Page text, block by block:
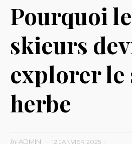
Pourquoi
skieurs
explorer le
herbe
byADMIN 12 JANVIER 2025